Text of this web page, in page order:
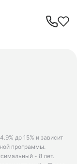
до 15% и зависит
программы.
- 8 лет.